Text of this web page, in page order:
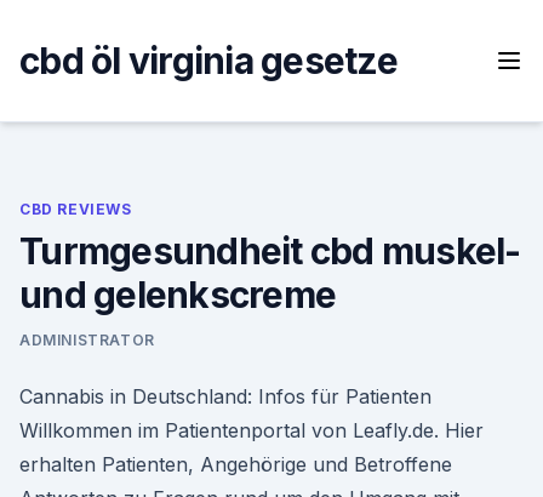
content
cbd öl virginia gesetze
CBD REVIEWS
Turmgesundheit cbd muskel-
und gelenkscreme
ADMINISTRATOR
Cannabis in Deutschland: Infos für Patienten
Willkommen im Patientenportal von Leafly.de. Hier
erhalten Patienten, Angehörige und Betroffene